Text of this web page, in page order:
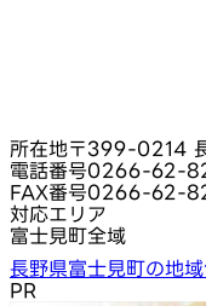
所在地〒399-0214
電話番号0266-62-
FAX番号0266-62-
対応エリア
富士見町全域
長野県富士見町の地
PR